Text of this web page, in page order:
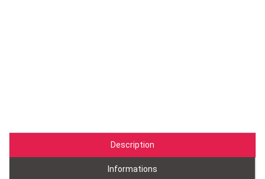
Description
Informations